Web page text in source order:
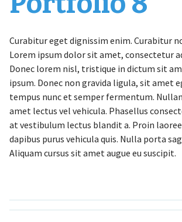
Curabitur eget dignissim enim. Curabitur
Lorem ipsum dolor sit amet, consectetur
Donec lorem nisl, tristique in dictum sit
ipsum. Donec non gravida ligula, sit amet
tempus nunc et semper fermentum.
amet lectus vel vehicula. Phasellus
at vestibulum lectus blandit a. Proin
dapibus purus vehicula quis. Nulla porta
Aliquam cursus sit amet augue eu suscipit.